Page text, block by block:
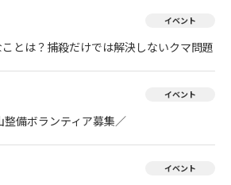
イベント
とは？捕殺だけでは解決しないクマ問題
イベント
備ボランティア募集／
イベント